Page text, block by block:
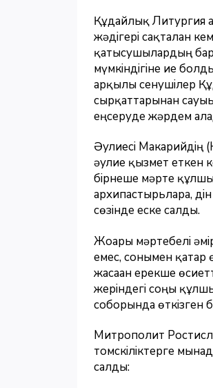
Құдайлық Литургия
жәдігері сақталған
қатысушылардың
мүмкіндігіне ие
арқылы сенушілер
сырқаттарынан
еңсеруде жәрдем
Әулиесі Макарийдің
әулие қызмет еткен
бірнеше мәрте
архипастырьларға,
сөзінде еске салды.
Жоғары мәртебелі
емес, сонымен
жасаған ерекше
жеріндегі соңғы
соборында өткізген
Митрополит
томскіліктерге
салды: